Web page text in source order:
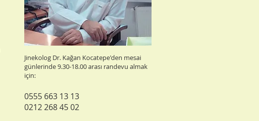
Jinekolog Dr. Kağan Kocatepe'den mesai
günlerinde 9.30-18.00 arası randevu almak
için:
0555 663 13 13
0212 268 45 02​